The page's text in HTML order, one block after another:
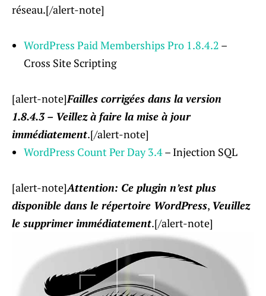
réseau.[/alert-note]
WordPress Paid Memberships Pro 1.8.4.2 –
Cross Site Scripting
[alert-note]Failles corrigées dans la version
1.8.4.3 – Veillez à faire la mise à jour
immédiatement.[/alert-note]
WordPress Count Per Day 3.4– Injection SQL
[alert-note]Attention: Ce plugin n’est plus
disponible dans le répertoire WordPress, Veuillez
le supprimer immédiatement.[/alert-note]